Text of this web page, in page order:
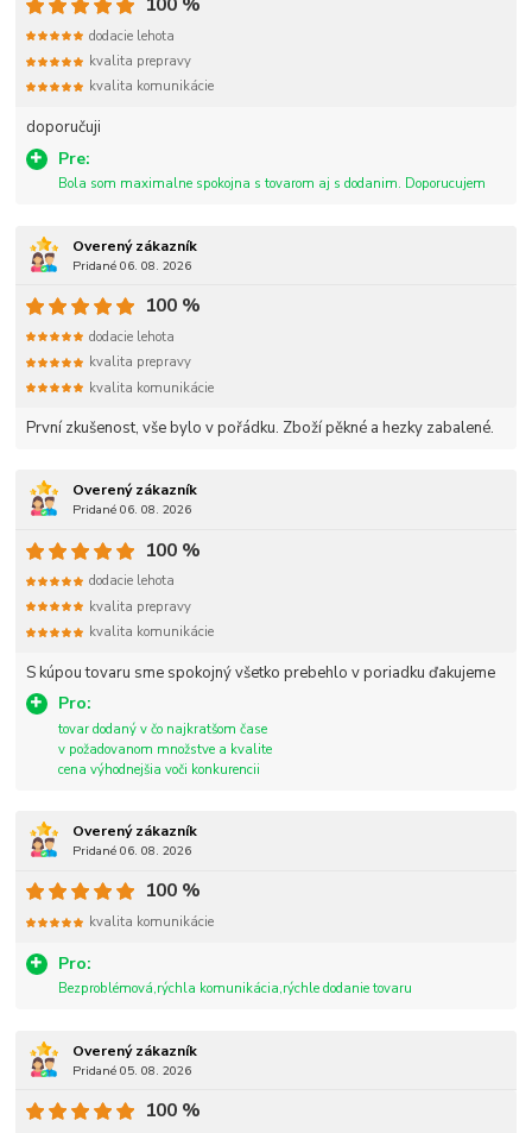
doporučuji
Pre:
Bola som maximalne spokojna s tovarom aj s dodanim. Doporucujem
dodacie lehota
kvalita prepravy
kvalita komunikácie
Overený zákazník
Pridané 06. 08. 2026
První zkušenost, vše bylo v pořádku. Zboží pěkné a hezky zabalené.
100 %
dodacie lehota
kvalita prepravy
kvalita komunikácie
Overený zákazník
Pridané 06. 08. 2026
S kúpou tovaru sme spokojný všetko prebehlo v poriadku ďakujeme
Pro:
tovar dodaný v čo najkratšom čase
v požadovanom množstve a kvalite
cena výhodnejšia voči konkurencii
100 %
dodacie lehota
kvalita prepravy
kvalita komunikácie
Overený zákazník
Pridané 06. 08. 2026
Pro:
Bezproblémová,rýchla komunikácia,rýchle dodanie tovaru
100 %
kvalita komunikácie
Overený zákazník
Pridané 05. 08. 2026
100 %